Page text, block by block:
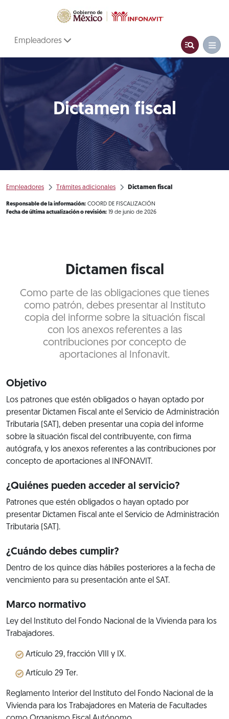
Empleadores
Dictamen fiscal
Empleadores Trámites adicionales Dictamen fiscal
Responsable de la información: COORD DE FISCALIZACIÓN
Fecha de última actualización o revisión: 19 de junio de 2026
Dictamen fiscal
Como parte de las obligaciones que tienes
como patrón, debes presentar al Instituto
copia del informe sobre la situación fiscal
con los anexos referentes a las
contribuciones por concepto de
aportaciones al Infonavit.
Objetivo
Los patrones que estén obligados o hayan optado por
presentar Dictamen Fiscal ante el Servicio de Administración
Tributaria (SAT), deben presentar una copia del informe
sobre la situación fiscal del contribuyente, con firma
autógrafa, y los anexos referentes a las contribuciones por
concepto de aportaciones al INFONAVIT.
¿Quiénes pueden acceder al servicio?
Patrones que estén obligados o hayan optado por
presentar Dictamen Fiscal ante el Servicio de Administración
Tributaria (SAT).
¿Cuándo debes cumplir?
Dentro de los quince días hábiles posteriores a la fecha de
vencimiento para su presentación ante el SAT.
Marco normativo
Ley del Instituto del Fondo Nacional de la Vivienda para los
Trabajadores.
Artículo 29, fracción VIII y IX.
Artículo 29 Ter.
Reglamento Interior del Instituto del Fondo Nacional de la
Vivienda para los Trabajadores en Materia de Facultades